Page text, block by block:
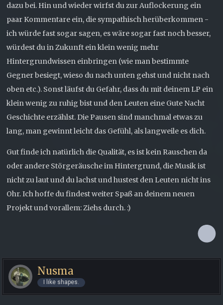
dazu bei. Hin und wieder wirfst du zur Auflockerung ein
paar Kommentare ein, die sympathisch herüberkommen -
ich würde fast sogar sagen, es wäre sogar fast noch besser,
würdest du in Zukunft ein klein wenig mehr
Hintergrundwissen einbringen (wie man bestimmte
Gegner besiegt, wieso du nach unten gehst und nicht nach
oben etc.). Sonst läufst du Gefahr, dass du mit deinem LP ein
klein wenig zu ruhig bist und den Leuten eine Gute Nacht
Geschichte erzählst. Die Pausen sind manchmal etwas zu
lang, man gewinnt leicht das Gefühl, als langweile es dich.
Gut finde ich natürlich die Qualität, es ist kein Rauschen da
oder andere Störgeräusche im Hintergrund, die Musik ist
nicht zu laut und du lachst und hustest den Leuten nicht ins
Ohr. Ich hoffe du findest weiter Spaß an deinem neuen
Projekt und vorallem: Ziehs durch. :)
Nusma
I like shapes.